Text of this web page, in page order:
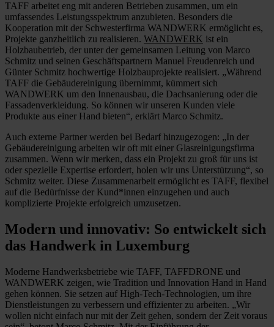
TAFF arbeitet eng mit anderen Betrieben zusammen, um ein
umfassendes Leistungsspektrum anzubieten. Besonders die
Kooperation mit der Schwesterfirma WANDWERK ermöglicht es,
Projekte ganzheitlich zu realisieren. WANDWERK ist ein
Holzbaubetrieb, der unter der gemeinsamen Leitung von Marco
Schmitz und seinen Geschäftspartnern Manuel Freudenreich und
Günter Schmitz hochwertige Holzbauprojekte realisiert. „Während
TAFF die Gebäudereinigung übernimmt, kümmert sich
WANDWERK um den Innenausbau, die Dachsanierung oder die
Fassadenverkleidung. So können wir unseren Kunden viele
Produkte aus einer Hand bieten“, erklärt Marco Schmitz.
Auch externe Partner werden bei Bedarf hinzugezogen: „In der
Gebäudereinigung arbeiten wir oft mit einer Glasreinigungsfirma
zusammen. Wenn wir merken, dass ein Projekt zu groß für uns ist
oder spezielle Expertise erfordert, holen wir uns Unterstützung“, so
Schmitz weiter. Diese Zusammenarbeit ermöglicht es TAFF, flexibel
auf die Bedürfnisse der Kund*innen einzugehen und auch
komplizierte Projekte erfolgreich umzusetzen.
Modern und innovativ: So entwickelt sich
das Handwerk in Luxemburg
Moderne Handwerksbetriebe wie TAFF, TAFFDRONE und
WANDWERK zeigen, wie Tradition und Innovation Hand in Hand
gehen können. Sie setzen auf High-Tech-Technologien, um ihre
Dienstleistungen zu verbessern und effizienter zu arbeiten. „Wir
wollen nicht einfach nur mit der Zeit gehen, sondern der Zeit voraus